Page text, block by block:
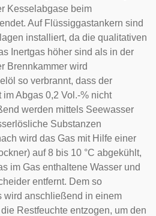
Kesselabgase beim
Auf Flüssiggastankern sind
installiert, da die qualitativen
Inertgas höher sind als in der
Brennkammer wird
so verbrannt, dass der
im Abgas 0,2 Vol.-% nicht
werden mittels Seewasser
Substanzen
wird das Gas mit Hilfe einer
auf 8 bis 10 °C abgekühlt,
im Gas enthaltene Wasser und
entfernt. Dem so
wird anschließend in einem
Restfeuchte entzogen, um den